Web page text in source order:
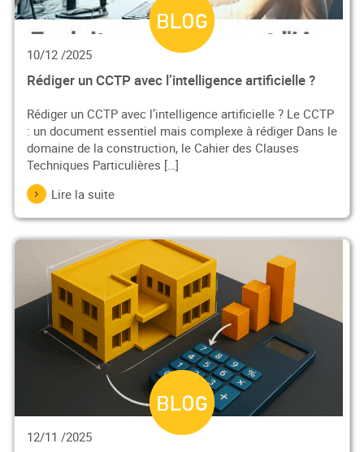
10/12 /2025
Rédiger un CCTP avec l’intelligence artificielle ?
Rédiger un CCTP avec l’intelligence artificielle ? Le CCTP
: un document essentiel mais complexe à rédiger Dans le
domaine de la construction, le Cahier des Clauses
Techniques Particulières […]
Lire la suite
12/11 /2025